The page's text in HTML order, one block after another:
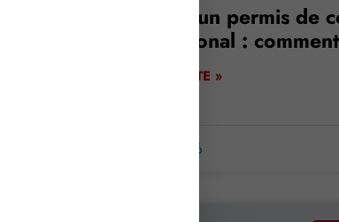
Obtenir un permis de
international :
LIRE LA SUITE »
2 mars 2026